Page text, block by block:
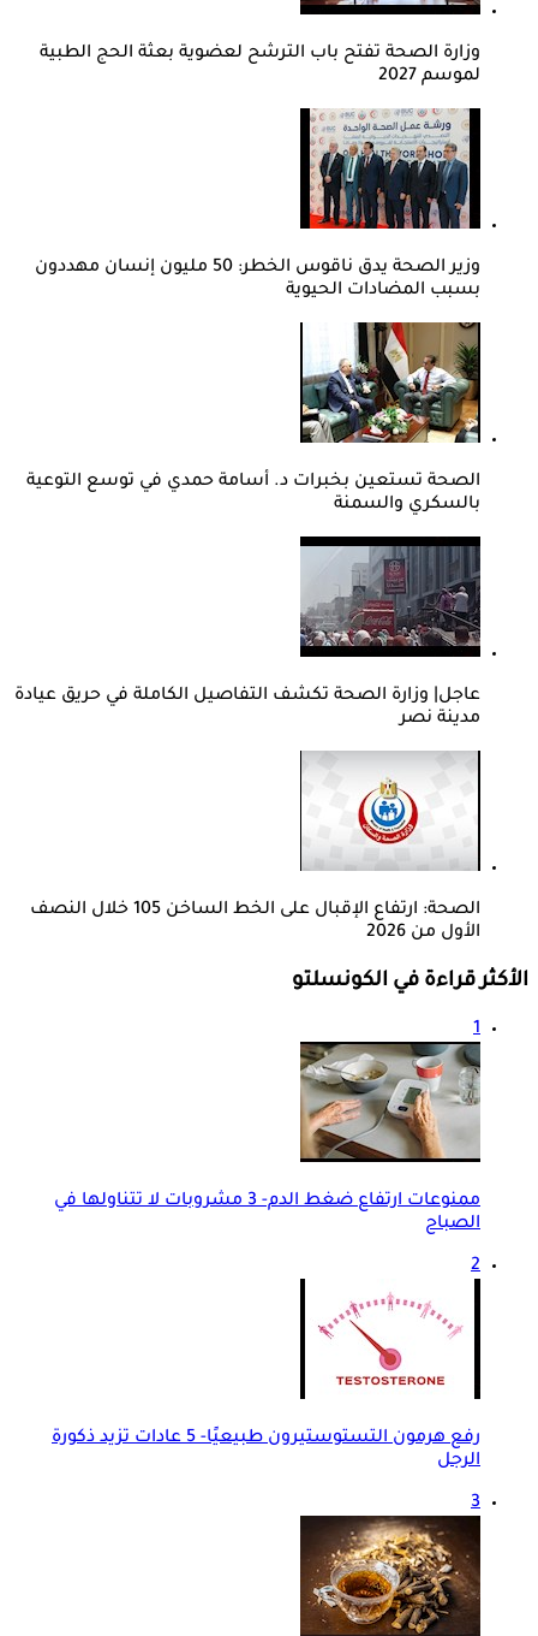
وزارة الصحة تفتح باب الترشح لعضوية بعثة الحج الطبية
لموسم 2027
وزير الصحة يدق ناقوس الخطر: 50 مليون إنسان مهددون
بسبب المضادات الحيوية
الصحة تستعين بخبرات د. أسامة حمدي في توسع التوعية
بالسكري والسمنة
عاجل| وزارة الصحة تكشف التفاصيل الكاملة في حريق عيادة
مدينة نصر
الصحة: ارتفاع الإقبال على الخط الساخن 105 خلال النصف
الأول من 2026
الأكثر قراءة في الكونسلتو
1
ممنوعات ارتفاع ضغط الدم- 3 مشروبات لا تتناولها في
الصباح
2
رفع هرمون التستوستيرون طبيعيًا- 5 عادات تزيد ذكورة
الرجل
3